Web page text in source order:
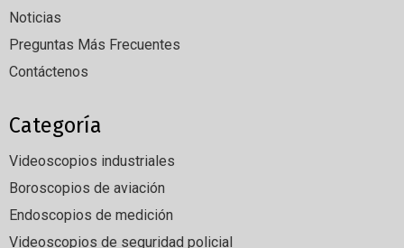
Noticias
Preguntas Más Frecuentes
Contáctenos
Categoría
Videoscopios industriales
Boroscopios de aviación
Endoscopios de medición
Videoscopios de seguridad policial